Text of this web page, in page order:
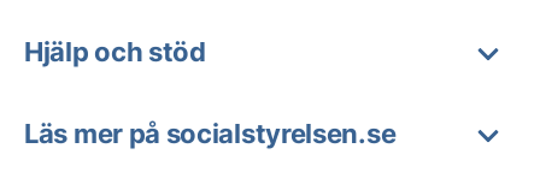
Hjälp och stöd
Läs mer på socialstyrelsen.se